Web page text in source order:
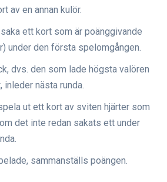
av en annan kulör.
ett kort som är poänggivande
under den första spelomgången.
dvs. den som lade högsta valören
nästa runda.
ut ett kort av sviten hjärter som
det inte redan sakats ett under
sammanställs poängen.